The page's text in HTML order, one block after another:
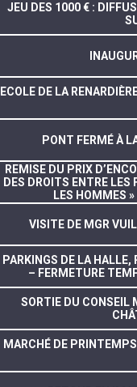
JEU DES 1000 € :
ECOLE DE LA
PONT FERMÉ À
REMISE DU PRIX
DES DROITS ENTRE
LES HOMMES
VISITE DE MGR
PARKINGS DE LA HALLE,
– FERMETURE
SORTIE DU CONSEIL
MARCHÉ DE